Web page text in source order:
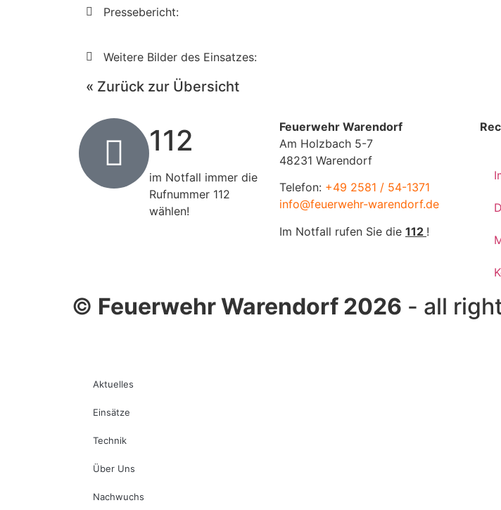
Pressebericht:
Weitere Bilder des Einsatzes:
« Zurück zur Übersicht
112
im Notfall immer die
Rufnummer 112
wählen!
Feuerwehr Warendorf
Am Holzbach 5-7
48231 Warendorf
Telefon: +49 2581 / 54-1371
info@feuerwehr-warendorf.de
Im Notfall rufen Sie die 112 !
© Feuerwehr Warendorf 2026 - all
Aktuelles
Einsätze
Technik
Über Uns
Nachwuchs